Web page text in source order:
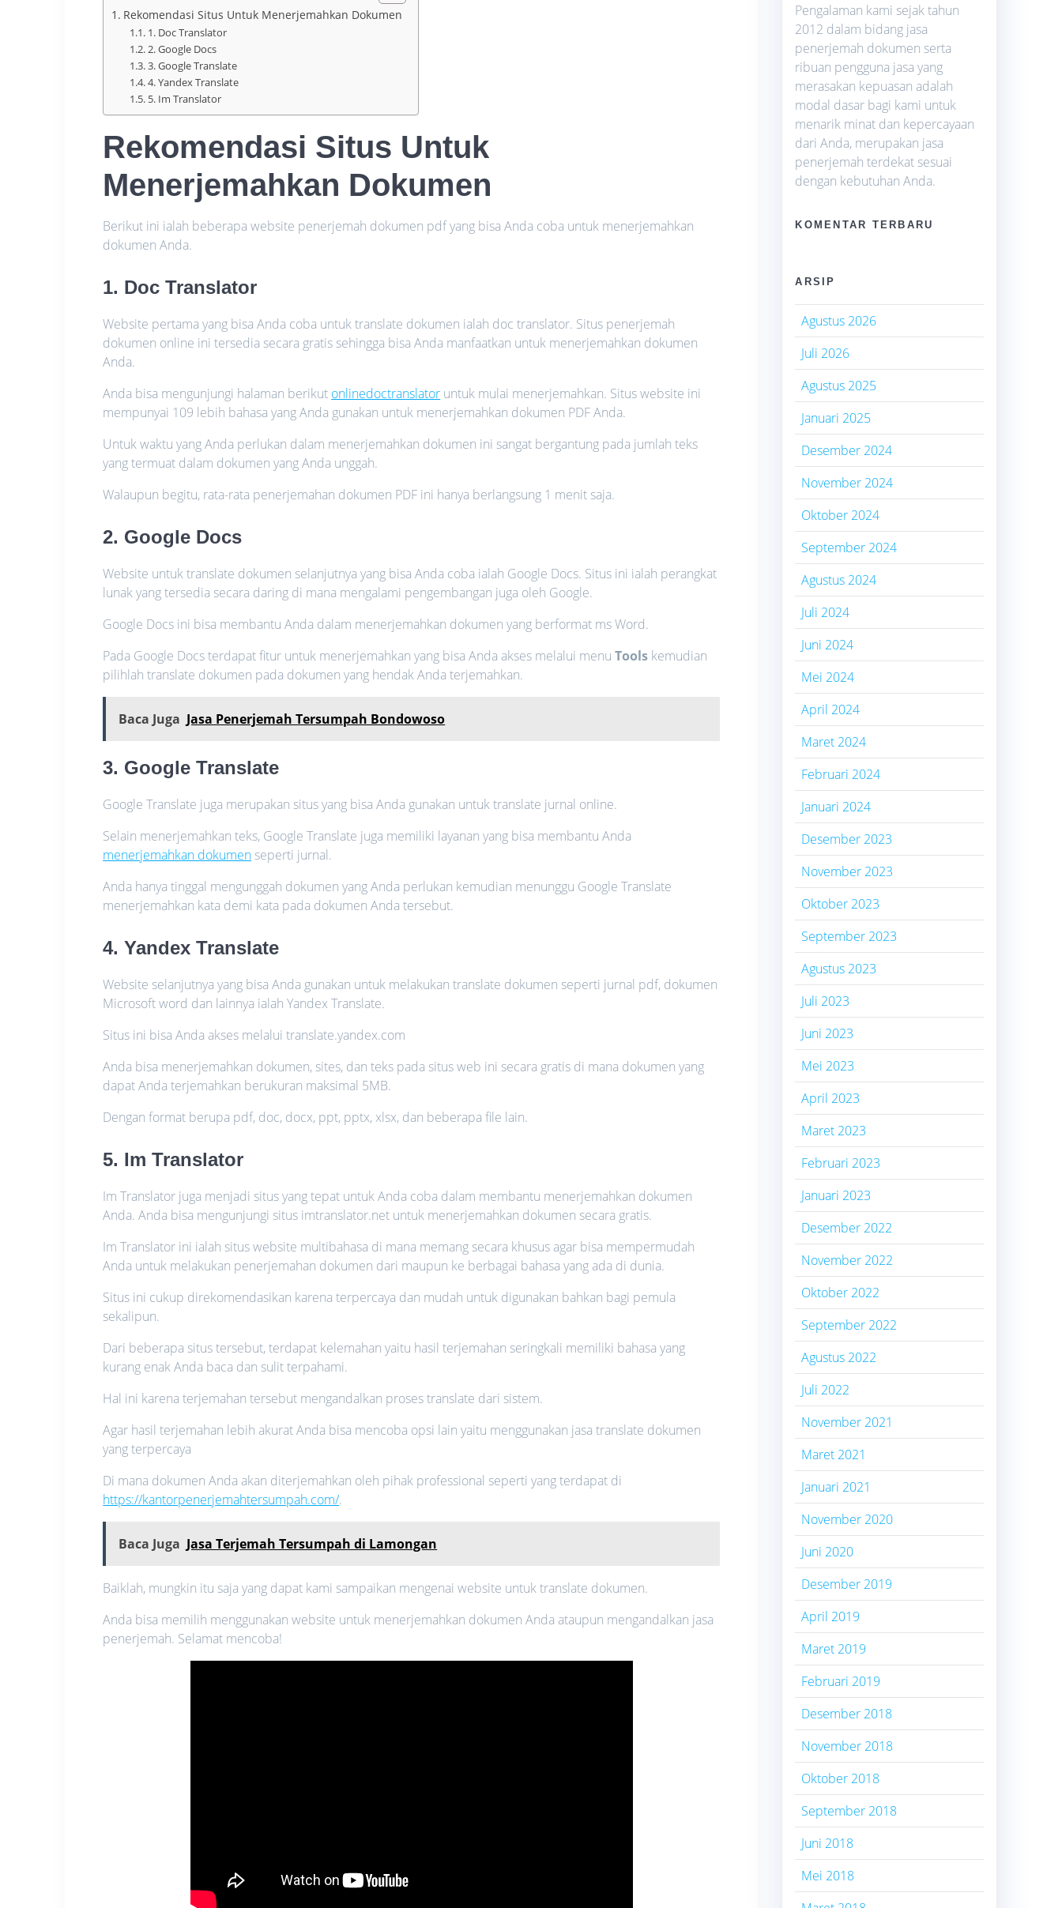
Rekomendasi Situs Untuk Menerjemahkan Dokumen
1. Doc Translator
2. Google Docs
3. Google Translate
4. Yandex Translate
5. Im Translator
Rekomendasi Situs Untuk
Menerjemahkan Dokumen
Berikut ini ialah beberapa website penerjemah dokumen pdf yang bisa Anda coba untuk menerjemahkan
dokumen Anda.
1. Doc Translator
Website pertama yang bisa Anda coba untuk translate dokumen ialah doc translator. Situs penerjemah
dokumen online ini tersedia secara gratis sehingga bisa Anda manfaatkan untuk menerjemahkan dokumen
Anda.
Anda bisa mengunjungi halaman berikut onlinedoctranslator untuk mulai menerjemahkan. Situs website ini
mempunyai 109 lebih bahasa yang Anda gunakan untuk menerjemahkan dokumen PDF Anda.
Untuk waktu yang Anda perlukan dalam menerjemahkan dokumen ini sangat bergantung pada jumlah teks
yang termuat dalam dokumen yang Anda unggah.
Walaupun begitu, rata-rata penerjemahan dokumen PDF ini hanya berlangsung 1 menit saja.
2. Google Docs
Website untuk translate dokumen selanjutnya yang bisa Anda coba ialah Google Docs. Situs ini ialah perangkat
lunak yang tersedia secara daring di mana mengalami pengembangan juga oleh Google.
Google Docs ini bisa membantu Anda dalam menerjemahkan dokumen yang berformat ms Word.
Pada Google Docs terdapat fitur untuk menerjemahkan yang bisa Anda akses melalui menuTools kemudian
pilihlah translate dokumen pada dokumen yang hendak Anda terjemahkan.
Baca Juga Jasa Penerjemah Tersumpah Bondowoso
3. Google Translate
Google Translate juga merupakan situs yang bisa Anda gunakan untuk translate jurnal online.
Selain menerjemahkan teks, Google Translate juga memiliki layanan yang bisa membantu Anda
menerjemahkan dokumen seperti jurnal.
Anda hanya tinggal mengunggah dokumen yang Anda perlukan kemudian menunggu Google Translate
menerjemahkan kata demi kata pada dokumen Anda tersebut.
4. Yandex Translate
Website selanjutnya yang bisa Anda gunakan untuk melakukan translate dokumen seperti jurnal pdf, dokumen
Microsoft word dan lainnya ialah Yandex Translate.
Situs ini bisa Anda akses melalui translate.yandex.com
Anda bisa menerjemahkan dokumen, sites, dan teks pada situs web ini secara gratis di mana dokumen yang
dapat Anda terjemahkan berukuran maksimal 5MB.
Dengan format berupa pdf, doc, docx, ppt, pptx, xlsx, dan beberapa file lain.
5. Im Translator
Im Translator juga menjadi situs yang tepat untuk Anda coba dalam membantu menerjemahkan dokumen
Anda. Anda bisa mengunjungi situs imtranslator.net untuk menerjemahkan dokumen secara gratis.
Im Translator ini ialah situs website multibahasa di mana memang secara khusus agar bisa mempermudah
Anda untuk melakukan penerjemahan dokumen dari maupun ke berbagai bahasa yang ada di dunia.
Situs ini cukup direkomendasikan karena terpercaya dan mudah untuk digunakan bahkan bagi pemula
sekalipun.
Dari beberapa situs tersebut, terdapat kelemahan yaitu hasil terjemahan seringkali memiliki bahasa yang
kurang enak Anda baca dan sulit terpahami.
Hal ini karena terjemahan tersebut mengandalkan proses translate dari sistem.
Agar hasil terjemahan lebih akurat Anda bisa mencoba opsi lain yaitu menggunakan jasa translate dokumen
yang terpercaya
Di mana dokumen Anda akan diterjemahkan oleh pihak professional seperti yang terdapat di
https://kantorpenerjemahtersumpah.com/.
Baca Juga Jasa Terjemah Tersumpah di Lamongan
Baiklah, mungkin itu saja yang dapat kami sampaikan mengenai website untuk translate dokumen.
Anda bisa memilih menggunakan website untuk menerjemahkan dokumen Anda ataupun mengandalkan jasa
penerjemah. Selamat mencoba!
Pengalaman kami sejak tahun
2012 dalam bidang jasa
penerjemah dokumen serta
ribuan pengguna jasa yang
merasakan kepuasan adalah
modal dasar bagi kami untuk
menarik minat dan kepercayaan
dari Anda, merupakan jasa
penerjemah terdekat sesuai
dengan kebutuhan Anda.
KOMENTAR TERBARU
ARSIP
Agustus 2026
Juli 2026
Agustus 2025
Januari 2025
Desember 2024
November 2024
Oktober 2024
September 2024
Agustus 2024
Juli 2024
Juni 2024
Mei 2024
April 2024
Maret 2024
Februari 2024
Januari 2024
Desember 2023
November 2023
Oktober 2023
September 2023
Agustus 2023
Juli 2023
Juni 2023
Mei 2023
April 2023
Maret 2023
Februari 2023
Januari 2023
Desember 2022
November 2022
Oktober 2022
September 2022
Agustus 2022
Juli 2022
November 2021
Maret 2021
Januari 2021
November 2020
Juni 2020
Desember 2019
April 2019
Maret 2019
Februari 2019
Desember 2018
November 2018
Oktober 2018
September 2018
Juni 2018
Mei 2018